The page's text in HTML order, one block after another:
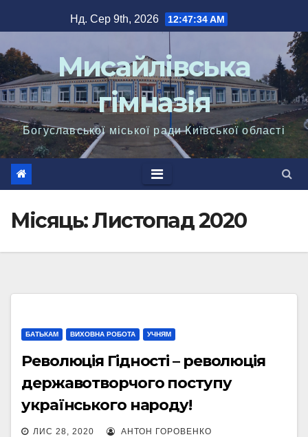
до
вмісту
Нд. Сер 9th, 2026 12:47:36 AM
Мисайлівська
гімназія
Богуславської міської ради Київської області
Місяць: Листопад 2020
БАТЬКАМ ВИХОВНА РОБОТА УЧНЯМ
Революція Гідності – революція
державотворчого поступу
українського народу!
ЛИС 28, 2020 АНТОН ГОРОВЕНКО